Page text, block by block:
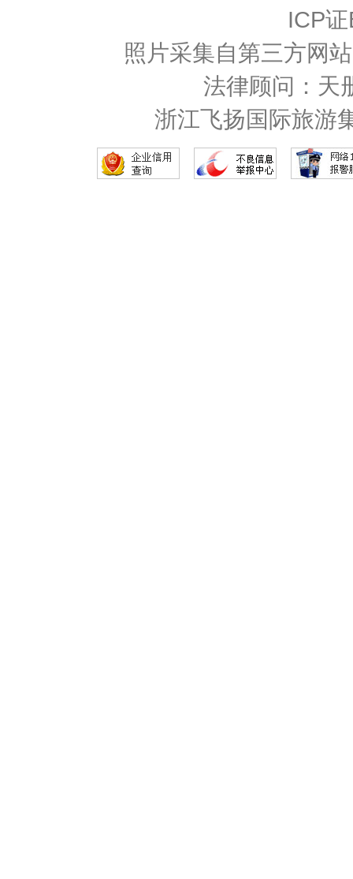
ICP
照片采集自第三方网
法律顾问：天
浙江飞扬国际旅游